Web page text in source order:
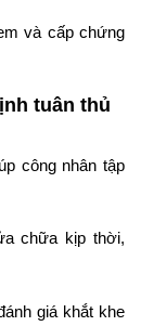
và cấp chứng
tuân thủ
công nhân tập
chữa kịp thời,
giá khắt khe